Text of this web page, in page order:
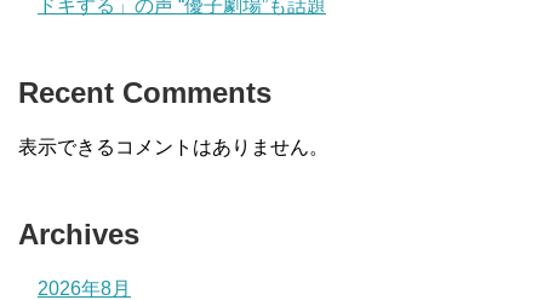
ドキする」の声 “優子劇場”も話題
Recent Comments
表示できるコメントはありません。
Archives
2026年8月